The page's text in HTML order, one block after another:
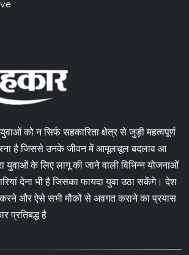
को न सिर्फ सहकारिता क्षेत्र से जुड़ी महत्वपूर्ण
है जिससे उनके जीवन में आमूलचूल बदलाव आ
युवाओं के लिए लागू की जाने वाली विभिन्न योजनाओं
देना भी है जिसका फायदा युवा उठा सकेंगे। देश
करने और ऐसे सभी मौकों से अवगत कराने का प्रयास
प्रतिबद्ध है